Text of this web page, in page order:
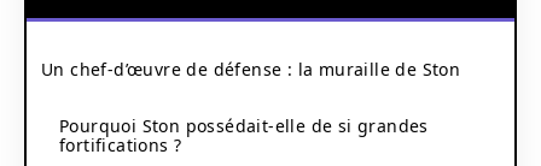
Un chef-d’œuvre de défense : la muraille de Ston
Pourquoi Ston possédait-elle de si grandes
fortifications ?